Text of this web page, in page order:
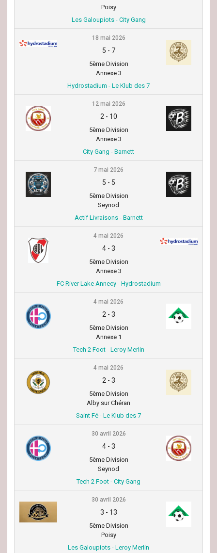
Poisy
Les Galoupiots - City Gang
18 mai 2026
5 - 7
5ème Division
Annexe 3
Hydrostadium - Le Klub des 7
12 mai 2026
2 - 10
5ème Division
Annexe 3
City Gang - Barnett
7 mai 2026
5 - 5
5ème Division
Seynod
Actif Livraisons - Barnett
4 mai 2026
4- 3
5ème Division
Annexe 3
FC River Lake Annecy - Hydrostadium
4 mai 2026
2 - 3
5ème Division
Annexe 1
Tech 2 Foot - Leroy Merlin
4 mai 2026
2 - 3
5ème Division
Alby sur Chéran
Saint Fé - Le Klub des 7
30 avril 2026
4- 3
5ème Division
Seynod
Tech 2 Foot - City Gang
30 avril 2026
3 - 13
5ème Division
Poisy
Les Galoupiots - Leroy Merlin